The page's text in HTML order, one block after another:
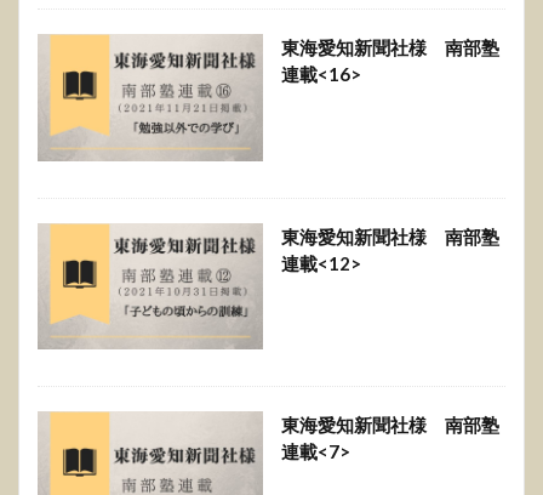
東海愛知新聞社様 南部塾
連載<16>
東海愛知新聞社様 南部塾
連載<12>
東海愛知新聞社様 南部塾
連載<7>